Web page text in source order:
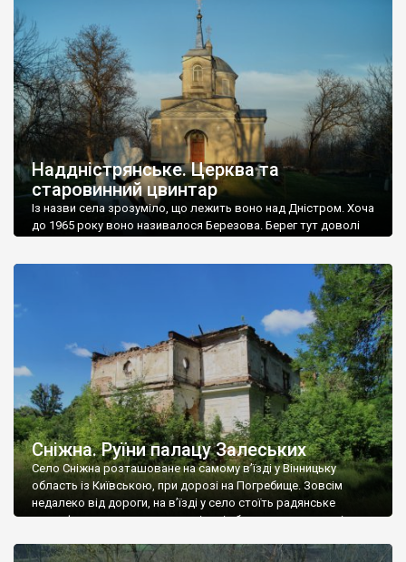
збереглися, написані кирилицею, церковнослов’янською
мовою. За всіма традиційними ознаками – цвинтар
український. Хрести датуються 19 століттям. У 1924-1940
роках Болган […]
Наддністрянське. Церква та
старовинний цвинтар
Із назви села зрозуміло, що лежить воно над Дністром. Хоча
до 1965 року воно називалося Березова. Берег тут доволі
Наддністрянське відрізняється від більшості навколишніх
сіл. У селі є мурована Михайлівська церква. Точної дати […]
Сніжна. Руїни палацу Залеських
Село Сніжна розташоване на самому в’їзді у Вінницьку
область із Київською, при дорозі на Погребище. Зовсім
недалеко від дороги, на в’їзді у село стоїть радянське
рельєфне пано, яке показує жінку і яблуню, а трохи далі, десь
не видно, але видно дві стареньких колії у траві – […]